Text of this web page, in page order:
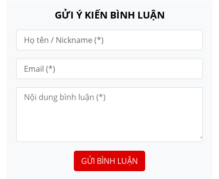
GỬI Ý KIẾN BÌNH LUẬN
GỬI BÌNH LUẬN